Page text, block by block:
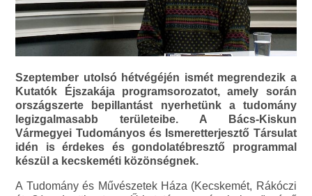
Szeptember utolsó hétvégéjén ismét megrendezik a
Kutatók Éjszakája programsorozatot, amely során
országszerte bepillantást nyerhetünk a tudomány
legizgalmasabb területeibe. A Bács-Kiskun
Vármegyei Tudományos és Ismeretterjesztő Társulat
idén is érdekes és gondolatébresztő programmal
készül a kecskeméti közönségnek.
A Tudomány és Művészetek Háza (Kecskemét, Rákóczi